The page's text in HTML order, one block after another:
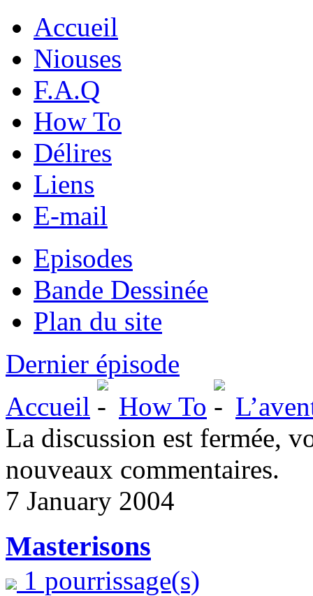
Accueil
Niouses
F.A.Q
How To
Délires
Liens
E-mail
Episodes
Bande Dessinée
Plan du site
Dernier épisode
Accueil
How To
La discussion est fermée,
nouveaux commentaires.
7 January 2004
Masterisons
1 pourrissage(s)